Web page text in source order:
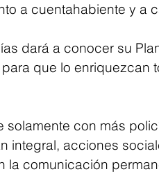
a cuentahabiente y a
dará a conocer su
que lo enriquezcan
solamente con más
integral, acciones
la comunicación